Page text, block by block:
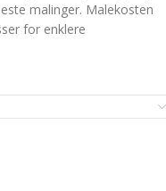
malinger. Malekosten
for enklere